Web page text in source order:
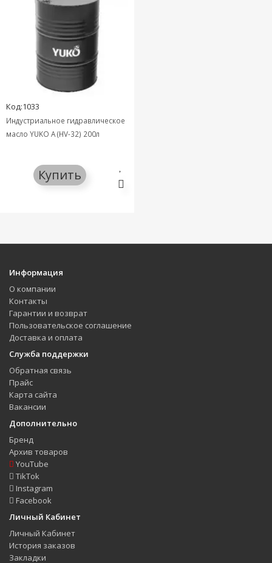
Код:1033
Индустриальное гидравлическое
масло YUKO A (HV-32) 200л
Купить
Информация
О компании
Контакты
Гарантии и возврат
Пользовательское соглашение
Доставка и оплата
Служба поддержки
Обратная связь
Прайс
Карта сайта
Вакансии
Дополнительно
Бренд
Архив товаров
YouTube
TikTok
Instagram
Facebook
Личный Кабинет
Личный Кабинет
История заказов
Закладки